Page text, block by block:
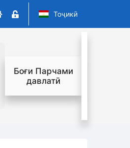
Тоҷикӣ
Боғи Парчами
давлатӣ